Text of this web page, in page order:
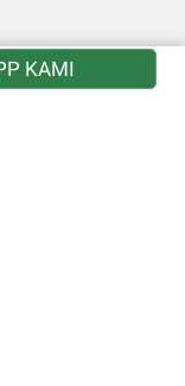
KAMI